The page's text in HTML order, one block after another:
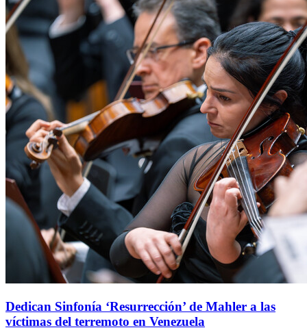
Dedican Sinfonía ‘Resurrección’ de Mahler a las
víctimas del terremoto en Venezuela